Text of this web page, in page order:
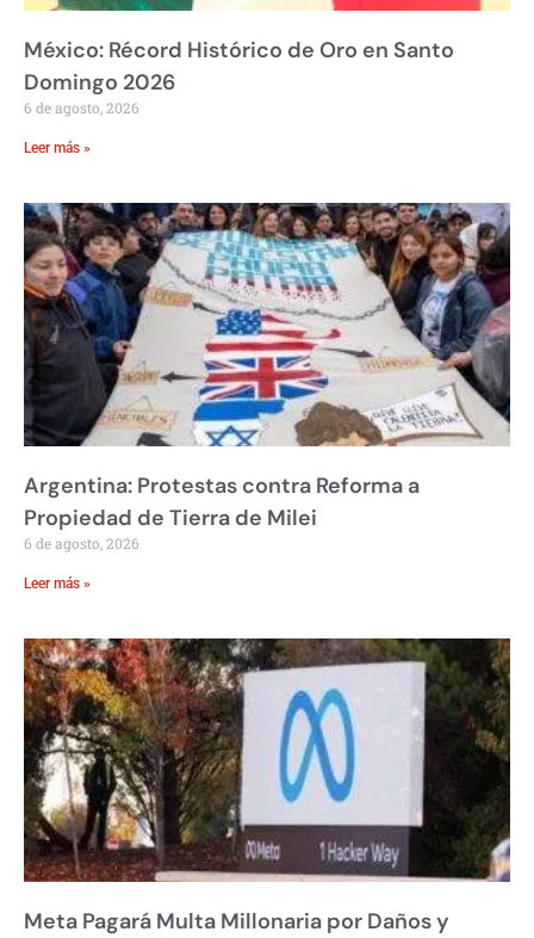
México: Récord Histórico de Oro en Santo
Domingo 2026
6 de agosto, 2026
Leer más »
Argentina: Protestas contra Reforma a
Propiedad de Tierra de Milei
6 de agosto, 2026
Leer más »
Meta Pagará Multa Millonaria por Daños y